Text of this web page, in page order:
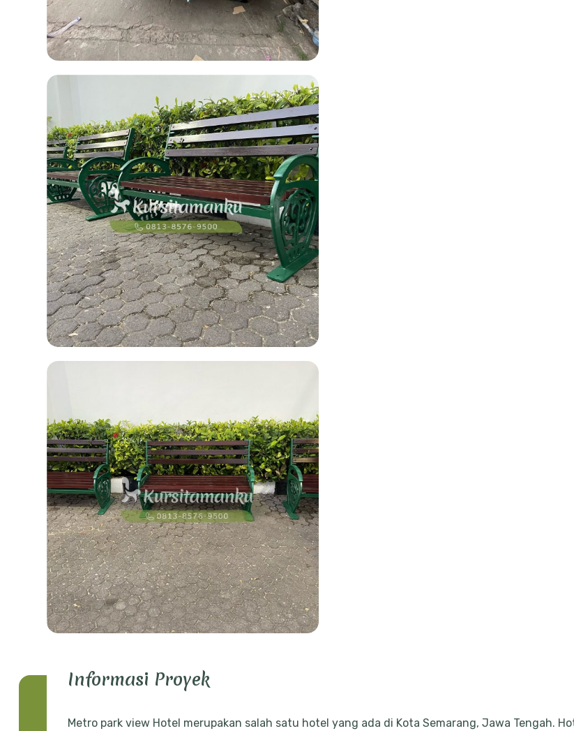
Informasi Proyek
Metro park view Hotel merupakan salah satu hotel yang ada di Kota Semarang, Jawa Tengah.